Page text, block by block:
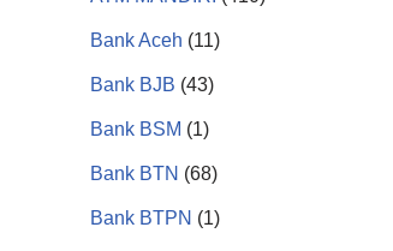
Bank Aceh (11)
Bank BJB (43)
Bank BSM (1)
Bank BTN (68)
Bank BTPN (1)